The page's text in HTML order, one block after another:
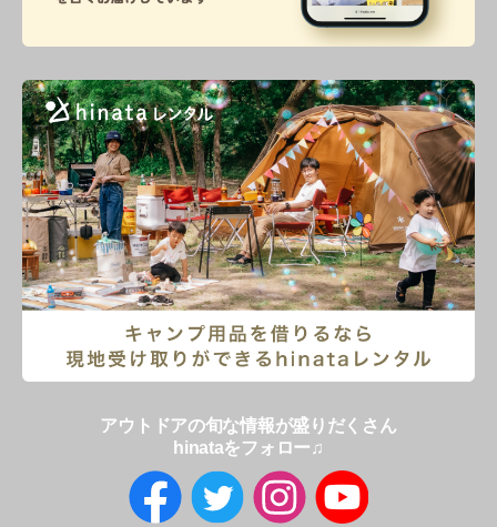
アウトドアの旬な情報が盛りだくさん
hinataをフォロー♫